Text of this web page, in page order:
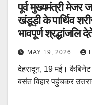
पूर्व मुख्यमंत्री मेजर
खंडूड़ी के पार्थिव
भावपूर्ण श्रद्धांजलि
MAY 19, 2026
देहरादून, 19 मई।
बसंत विहार पहुंचकर